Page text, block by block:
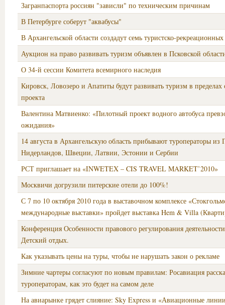
Загранпаспорта россиян "зависли" по техническим причинам
В Петербурге соберут "аквабусы"
В Архангельской области создадут семь туристско-
Аукцион на право развивать туризм объявлен в Псковской
О 34-й сессии Комитета всемирного наследия
Кировск, Ловозеро и Апатиты будут развивать туризм в пределах
проекта
Валентина Матвиенко: «Пилотный проект водного автобуса
ожидания»
14 августа в Архангельскую область прибывают туроператоры из
Нидерландов, Швеции, Латвии, Эстонии и Сербии
РСТ приглашает на «INWETEX – CIS TRAVEL MARKET’2010»
Москвичи догрузили питерские отели до 100%!
С 7 по 10 октября 2010 года в выставочном комплексе
международные выставки» пройдет выставка Hem & Villa
Конференция Особенности правового регулирования
Детский отдых.
Как указывать цены на туры, чтобы не нарушать закон о рекламе
Зимние чартеры согласуют по новым правилам: Росавиация
туроператорам, как это будет на самом деле
На авиарынке грядет слияние: Sky Express и «Авиационные